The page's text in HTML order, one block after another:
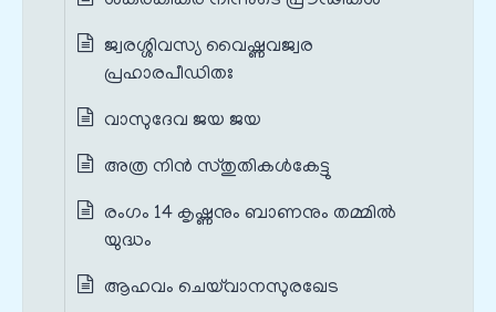
ജ്വരശ്ശിവസ്യ വൈഷ്ണവജ്വര
പ്രഹാരപീഡിതഃ
വാസുദേവ ജയ ജയ
അത്ര നിൻ സ്തുതികൾകേട്ടു
രംഗം 14 കൃഷ്ണനും ബാണനും തമ്മിൽ
യുദ്ധം
ആഹവം ചെയ്‌വാനസുരഖേട